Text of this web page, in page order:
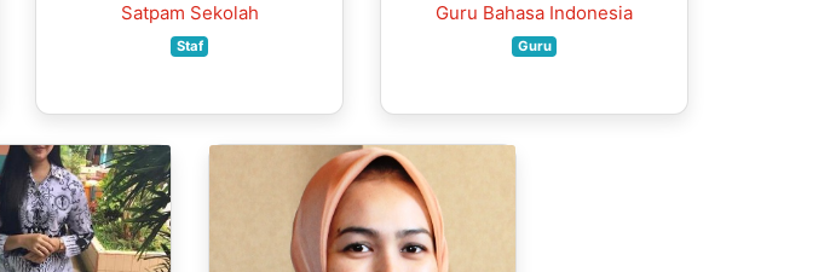
Satpam Sekolah
Staf
Guru Bahasa Indonesia
Guru